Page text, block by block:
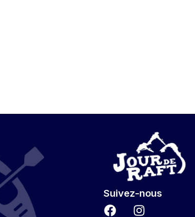
Suivez-nous